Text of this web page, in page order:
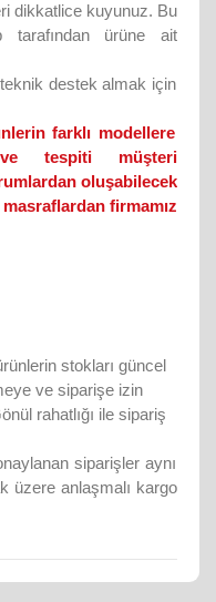
dikkatlice kuyunuz. Bu
tarafından ürüne ait
destek almak için
farklı modellere
ve tespiti müşteri
oluşabilecek
firmamız
stokları güncel
ve siparişe izin
rahatlığı ile sipariş
siparişler aynı
üzere anlaşmalı kargo